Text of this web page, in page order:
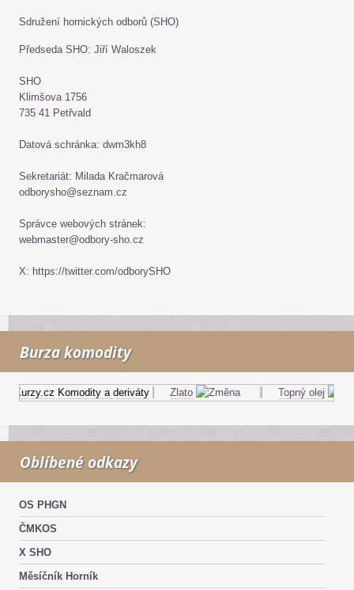
Sdružení hornických odborů (SHO)
Předseda SHO: Jiří Waloszek
SHO
Klimšova 1756
735 41 Petřvald
Datová schránka: dwm3kh8
Sekretariát: Milada Kračmarová
odborysho@seznam.cz
Správce webových stránek:
webmaster@odbory-sho.cz
X: https://twitter.com/odborySHO
Burza komodity
Kurzy.cz Komodity a deriváty Zlato Topný olej
Oblíbené odkazy
OS PHGN
ČMKOS
X SHO
Měsíčník Horník